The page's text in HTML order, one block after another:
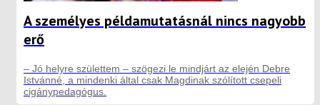
A személyes példamutatásnál nincs nagyobb
erő
– Jó helyre születtem – szögezi le mindjárt az elején Debre
Istvánné, a mindenki által csak Magdinak szólított csepeli
cigánypedagógus.